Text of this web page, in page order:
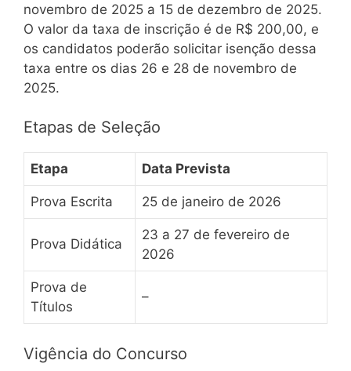
novembro de 2025 a 15 de dezembro de 2025.
O valor da taxa de inscrição é de R$ 200,00, e
os candidatos poderão solicitar isenção dessa
taxa entre os dias 26 e 28 de novembro de
2025.
Etapas de Seleção
Etapa Data Prevista
Prova Escrita 25 de janeiro de 2026
Prova Didática
23 a 27 de fevereiro de
2026
Prova de
Títulos
–
Vigência do Concurso